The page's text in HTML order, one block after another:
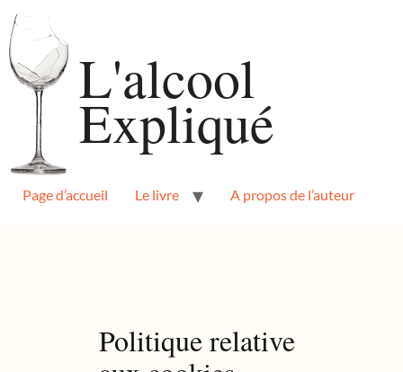
Page d’accueil Le livre A propos de l’auteur
Politique relative